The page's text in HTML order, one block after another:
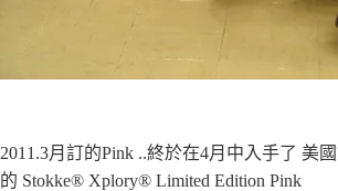
2011.3月訂的Pink ..終於在4月中入手了 美
的 Stokke® Xplory® Limited Edition Pink